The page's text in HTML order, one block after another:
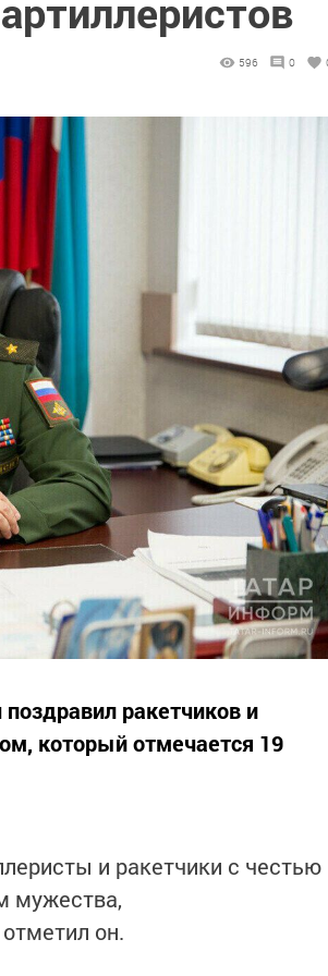
596 0
ракетчиков и
который отмечается 19
и ракетчики с честью
мужества,
он.